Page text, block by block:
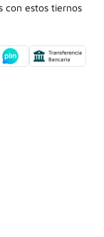
con estos tiernos